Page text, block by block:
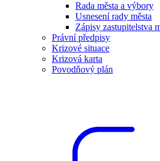
Rada města a výbory
Usnesení rady města
Zápisy zastupitelstva
Právní předpisy
Krizové situace
Krizová karta
Povodňový plán